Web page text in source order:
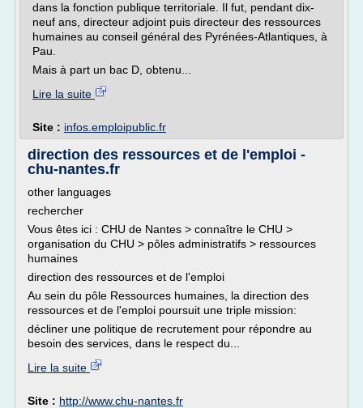
dans la fonction publique territoriale. Il fut, pendant dix-
neuf ans, directeur adjoint puis directeur des ressources
humaines au conseil général des Pyrénées-Atlantiques, à
Pau.
Mais à part un bac D, obtenu...
Lire la suite
Site : infos.emploipublic.fr
direction des ressources et de l'emploi -
chu-nantes.fr
other languages
rechercher
Vous êtes ici : CHU de Nantes > connaître le CHU >
organisation du CHU > pôles administratifs > ressources
humaines
direction des ressources et de l'emploi
Au sein du pôle Ressources humaines, la direction des
ressources et de l'emploi poursuit une triple mission:
décliner une politique de recrutement pour répondre au
besoin des services, dans le respect du...
Lire la suite
Site : http://www.chu-nantes.fr